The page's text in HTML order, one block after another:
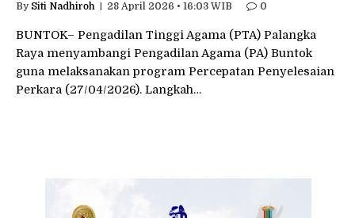
By Siti Nadhiroh 28 April 2026 • 16:03 WIB 0
BUNTOK– Pengadilan Tinggi Agama (PTA) Palangka
Raya menyambangi Pengadilan Agama (PA) Buntok
guna melaksanakan program Percepatan Penyelesaian
Perkara (27/04/2026). Langkah…